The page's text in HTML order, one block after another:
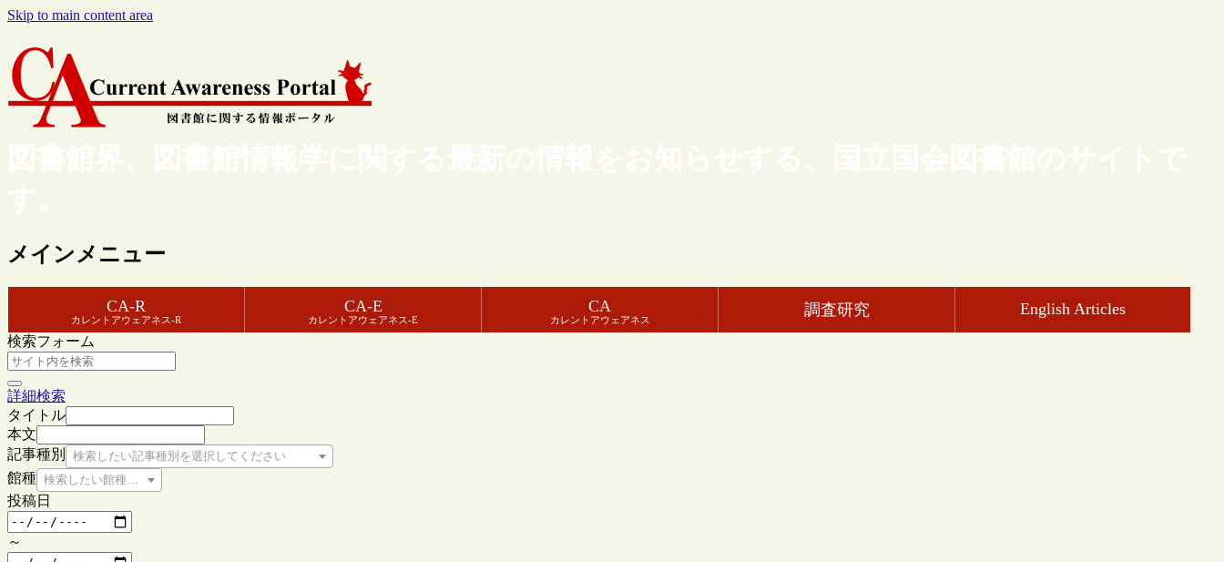
Skip to main content area
図書館界、図書館情報学に関する最新の情報をお知らせする、国立国会図書館のサイトで
す。
メインメニュー
CA-R
カレントアウェアネス-R
CA-E
カレントアウェアネス-E
CA
カレントアウェアネス
調査研究 English Articles
検索フォーム
詳細検索
タイトル
本文
記事種別
検索したい記事種別を選択してください
館種 検索したい館種を選択してください
投稿日
～